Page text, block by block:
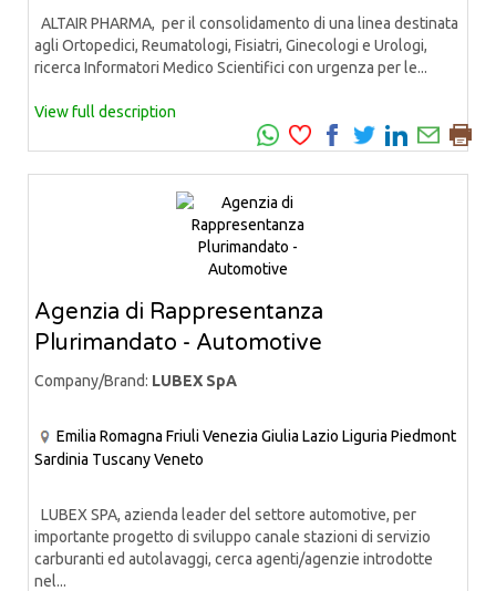
ALTAIR PHARMA, per il consolidamento di una linea destinata
agli Ortopedici, Reumatologi, Fisiatri, Ginecologi e Urologi,
ricerca Informatori Medico Scientifici con urgenza per le...
View full description
Agenzia di Rappresentanza
Plurimandato - Automotive
Company/Brand: LUBEX SpA
Emilia Romagna Friuli Venezia Giulia Lazio Liguria Piedmont
Sardinia TuscanyVeneto
LUBEX SPA, azienda leader del settore automotive, per
importante progetto di sviluppo canale stazioni di servizio
carburanti ed autolavaggi, cerca agenti/agenzie introdotte
nel...